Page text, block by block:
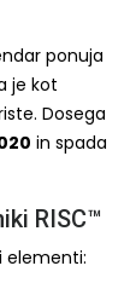
ponuja
je kot
Dosega
in spada
RISC™
elementi: